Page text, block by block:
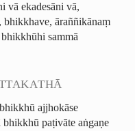
vā ekadesāni vā,
bhikkhave, āraññikānaṃ
sammā
ajjhokāse
bhikkhū paṭivāte aṅgaṇe